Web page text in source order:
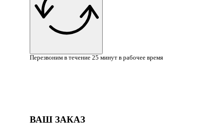
Перезвоним в течение 25 минут в рабочее время
ВАШ ЗАКАЗ